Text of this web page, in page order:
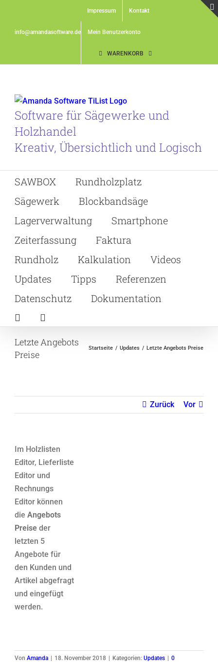
contentinfo@amandasoftware.de
Impressum Kontakt
Mein Benutzerkonto
WARENKORB
Software für Sägewerke und
Holzhandel
Kreativ, Übersichtlich und Logisch
SAWBOX
Rundholzplatz
Sägewerk
Blockbandsäge
Lagerverwaltung
Smartphone
Zeiterfassung
Faktura
Rundholz
Kalkulation
Videos
Updates
Tipps
Referenzen
Datenschutz
Dokumentation
Letzte Angebots
Preise
Startseite Updates Letzte Angebots Preise
Zurück Vor
Im Holzlisten
Editor, Lieferliste
Editor und
Rechnungs
Editor können
die Angebots
Preise der
letzten 5
Angebote für
den Kunden und
Artikel abgefragt
und eingefügt
werden.
Von Amanda | 18. November 2018 | Kategorien: Updates | 0